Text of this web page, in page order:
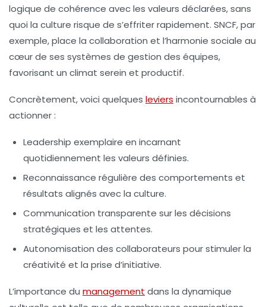
logique de cohérence avec les valeurs déclarées, sans
quoi la culture risque de s’effriter rapidement. SNCF, par
exemple, place la collaboration et l’harmonie sociale au
cœur de ses systèmes de gestion des équipes,
favorisant un climat serein et productif.
Concrètement, voici quelques leviers incontournables à
actionner :
Leadership exemplaire en incarnant
quotidiennement les valeurs définies.
Reconnaissance régulière des comportements et
résultats alignés avec la culture.
Communication transparente sur les décisions
stratégiques et les attentes.
Autonomisation des collaborateurs pour stimuler la
créativité et la prise d’initiative.
L’importance du management dans la dynamique